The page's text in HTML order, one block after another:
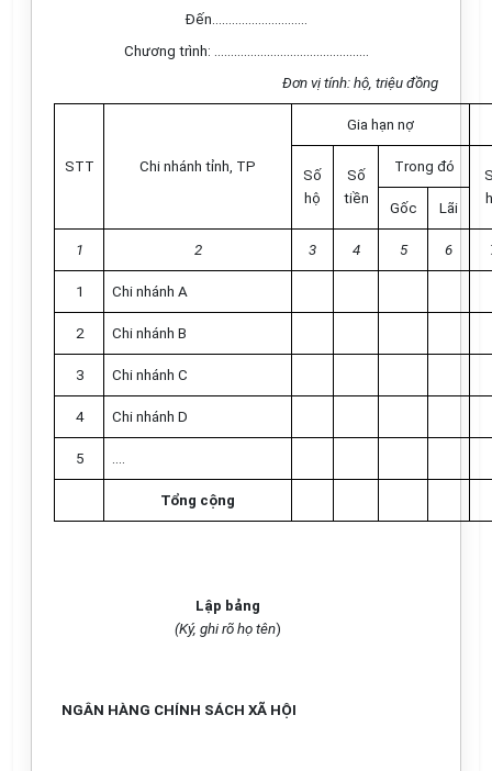
Đến………………………..
Chương trình: ………………………………………..
Đơn vị tính: hộ, triệu đồng
STT Chi nhánh tỉnh, TP
Gia hạn nợ
Số
hộ
Số
tiền
Trong đó
Gốc Lãi
1 2 3 4 5 6
1 Chi nhánh A
2 Chi nhánh B
3 Chi nhánh C
4 Chi nhánh D
5 ….
Tổng cộng
Lập bảng
(Ký, ghi rõ họ tên)
NGÂN HÀNG CHÍNH SÁCH XÃ HỘI